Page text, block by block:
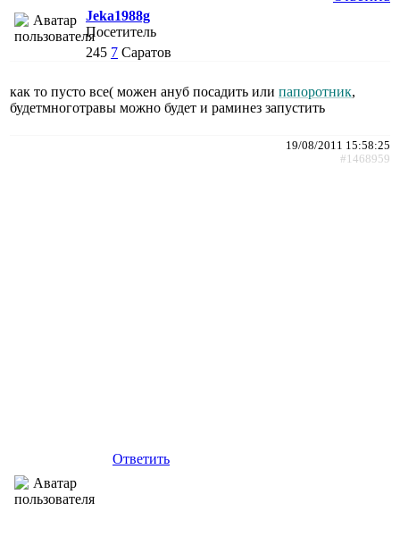
Jeka1988g
Посетитель
245 7 Саратов
как то пусто все( можен ануб посадить или папоротник,
будетмноготравы можно будет и раминез запустить
19/08/2011 15:58:25
#1468959
Ответить